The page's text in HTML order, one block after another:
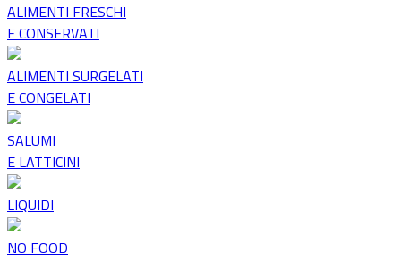
ALIMENTI FRESCHI
E CONSERVATI
ALIMENTI SURGELATI
E CONGELATI
SALUMI
E LATTICINI
LIQUIDI
NO FOOD